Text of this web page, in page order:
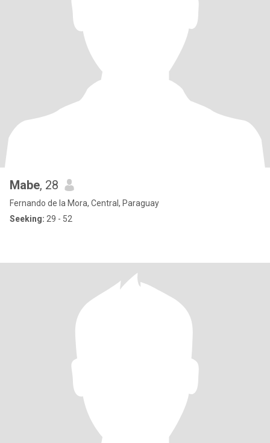
Mabe, 28
Fernando de la Mora, Central, Paraguay
Seeking: 29 - 52